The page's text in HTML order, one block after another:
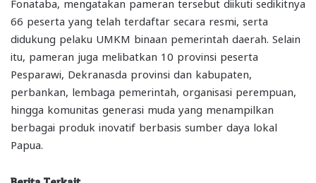
Fonataba, mengatakan pameran tersebut diikuti sedikitnya
66 peserta yang telah terdaftar secara resmi, serta
didukung pelaku UMKM binaan pemerintah daerah. Selain
itu, pameran juga melibatkan 10 provinsi peserta
Pesparawi, Dekranasda provinsi dan kabupaten,
perbankan, lembaga pemerintah, organisasi perempuan,
hingga komunitas generasi muda yang menampilkan
berbagai produk inovatif berbasis sumber daya lokal
Papua.